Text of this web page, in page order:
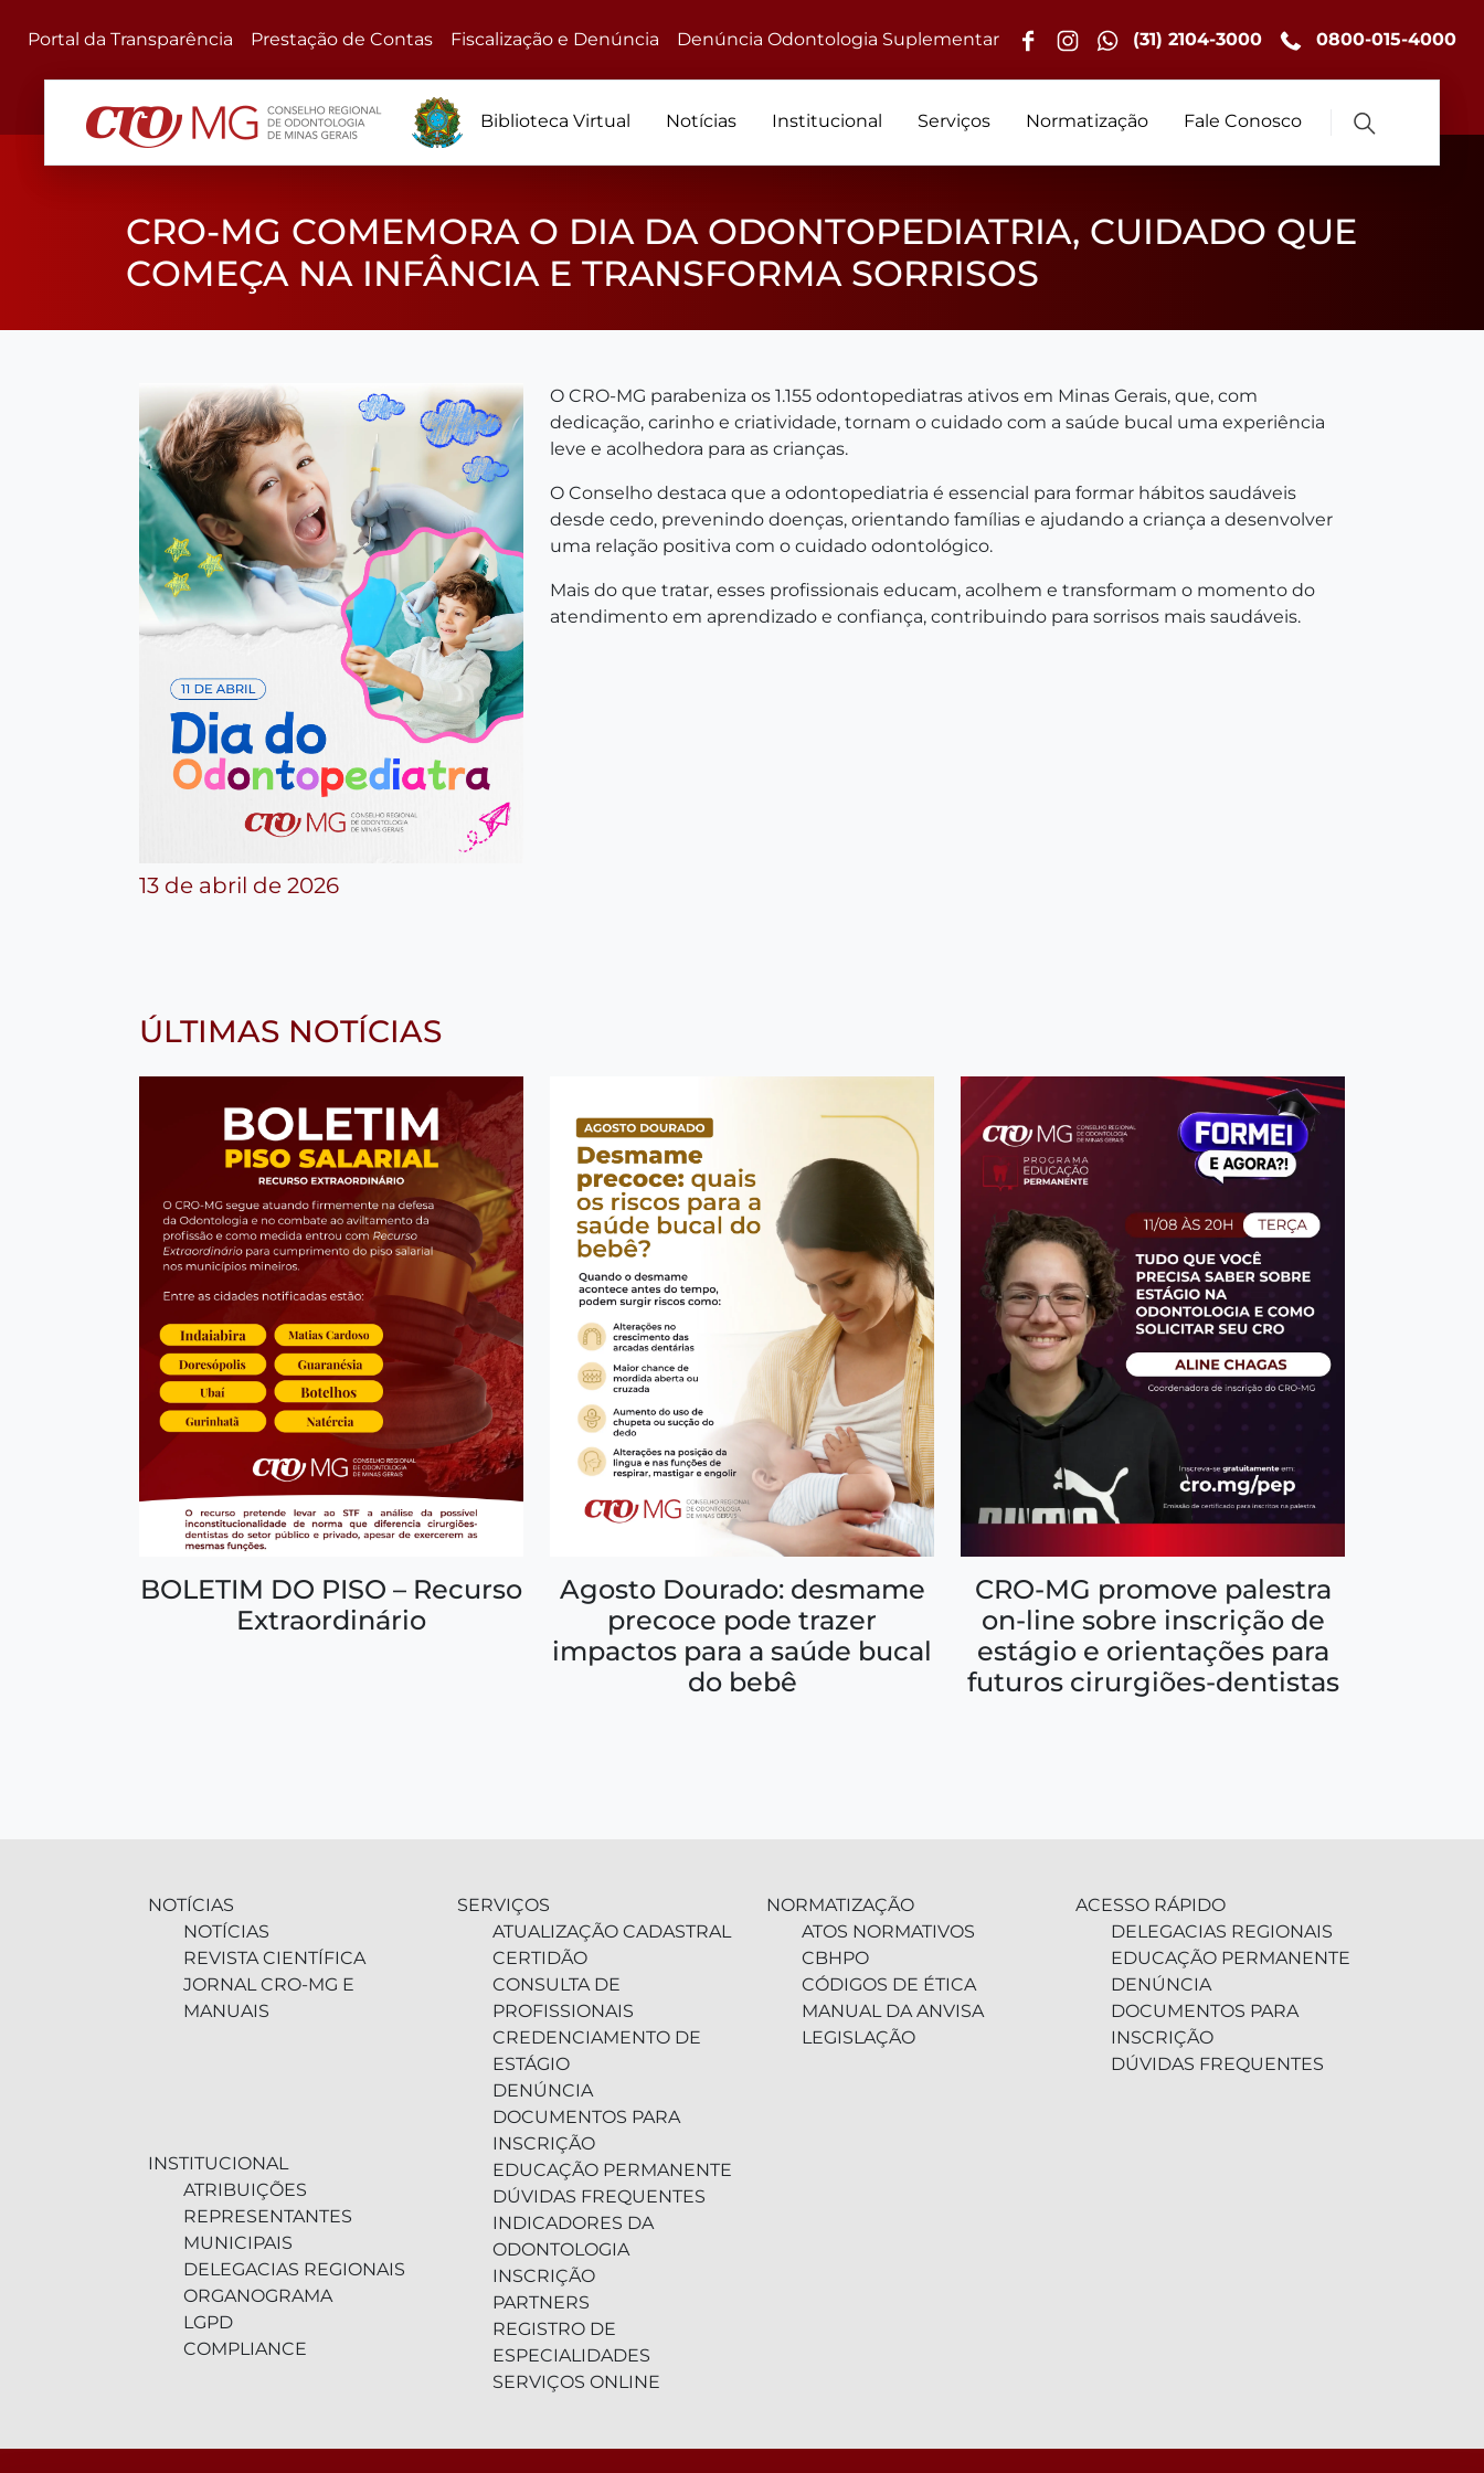
Portal da Transparência Prestação de Contas Fiscalização e Denúncia Denúncia Odontologia Suplementar (31) 2104-3000 0800-015-4000
Biblioteca Virtual Notícias Institucional Serviços Normatização Fale Conosco
CRO-MG COMEMORA O DIA DA ODONTOPEDIATRIA, CUIDADO QUE
COMEÇA NA INFÂNCIA E TRANSFORMA SORRISOS
13 de abril de 2026
O CRO-MG parabeniza os 1.155 odontopediatras ativos em Minas Gerais, que, com
dedicação, carinho e criatividade, tornam o cuidado com a saúde bucal uma experiência
leve e acolhedora para as crianças.
O Conselho destaca que a odontopediatria é essencial para formar hábitos saudáveis
desde cedo, prevenindo doenças, orientando famílias e ajudando a criança a desenvolver
uma relação positiva com o cuidado odontológico.
Mais do que tratar, esses profissionais educam, acolhem e transformam o momento do
atendimento em aprendizado e confiança, contribuindo para sorrisos mais saudáveis.
ÚLTIMAS NOTÍCIAS
BOLETIM DO PISO – Recurso
Extraordinário
Agosto Dourado: desmame
precoce pode trazer
impactos para a saúde bucal
do bebê
CRO-MG promove palestra
on-line sobre inscrição de
estágio e orientações para
futuros cirurgiões-dentistas
NOTÍCIAS
NOTÍCIAS
REVISTA CIENTÍFICA
JORNAL CRO-MG E
MANUAIS
INSTITUCIONAL
ATRIBUIÇÕES
REPRESENTANTES
MUNICIPAIS
DELEGACIAS REGIONAIS
ORGANOGRAMA
LGPD
COMPLIANCE
SERVIÇOS
ATUALIZAÇÃO CADASTRAL
CERTIDÃO
CONSULTA DE
PROFISSIONAIS
CREDENCIAMENTO DE
ESTÁGIO
DENÚNCIA
DOCUMENTOS PARA
INSCRIÇÃO
EDUCAÇÃO PERMANENTE
DÚVIDAS FREQUENTES
INDICADORES DA
ODONTOLOGIA
INSCRIÇÃO
PARTNERS
REGISTRO DE
ESPECIALIDADES
SERVIÇOS ONLINE
NORMATIZAÇÃO
ATOS NORMATIVOS
CBHPO
CÓDIGOS DE ÉTICA
MANUAL DA ANVISA
LEGISLAÇÃO
ACESSO RÁPIDO
DELEGACIAS REGIONAIS
EDUCAÇÃO PERMANENTE
DENÚNCIA
DOCUMENTOS PARA
INSCRIÇÃO
DÚVIDAS FREQUENTES